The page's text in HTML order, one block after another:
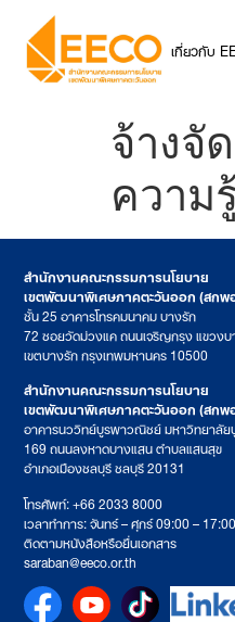
เกี่ยวกับ
จ้างจั
ความ
สำนักงานคณะกรรมการนโยบาย
เขตพัฒนาพิเศษภาคตะวันออก (สกพ
ชั้น 25 อาคารโทรคมนาคม บางรัก
72 ซอยวัดม่วงแค ถนนเจริญกรุง แขวง
เขตบางรัก กรุงเทพมหานคร 10500
สำนักงานคณะกรรมการนโยบาย
เขตพัฒนาพิเศษภาคตะวันออก (สกพ
อาคารนววิทย์บูรพาวณิชย์ มหาวิทยาลั
169 ถนนลงหาดบางแสน ตำบลแสนสุข
อำเภอเมืองชลบุรี ชลบุรี 20131
โทรศัพท์: +66 2033 8000
เวลาทำการ: จันทร์ – ศุกร์ 09:00 –
ติดตามหนังสือหรือยื่นเอกสาร
saraban@eeco.or.th